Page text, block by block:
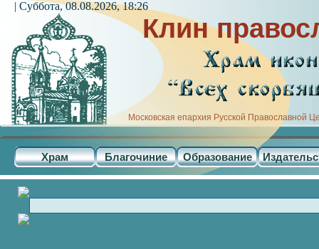
Клин
Московская епархия Русской Православной
Храм Благочиние Образование
| Суббота, 08.08.2026, 18:26